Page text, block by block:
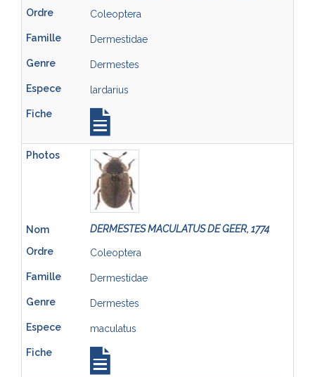
Coleoptera
Dermestidae
Dermestes
lardarius
DERMESTES MACULATUS DE GEER, 1774
Coleoptera
Dermestidae
Dermestes
maculatus